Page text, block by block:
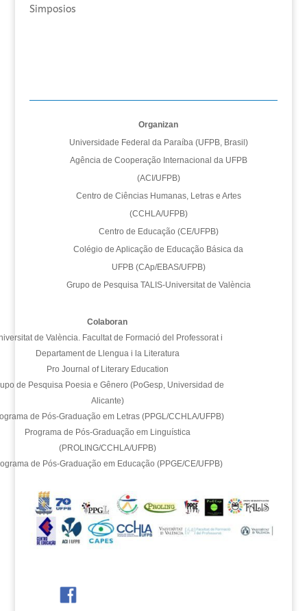
Simposios
Organizan
Universidade Federal da Paraíba (UFPB, Brasil)
Agência de Cooperação Internacional da UFPB
(ACI/UFPB)
Centro de Ciências Humanas, Letras e Artes
(CCHLA/UFPB)
Centro de Educação (CE/UFPB)
Colégio de Aplicação de Educação Básica da
UFPB (CAp/EBAS/UFPB)
Grupo de Pesquisa TALIS-Universitat de València
Colaboran
de València. Facultat de Formació del Professorat i
Departament de Llengua i la Literatura
Pro Journal of Literary Education
de Pesquisa Poesia e Gênero (PoGesp, Universidad de
Alicante)
de Pós-Graduação em Letras (PPGL/CCHLA/UFPB)
Programa de Pós-Graduação em Linguística
(PROLING/CCHLA/UFPB)
de Pós-Graduação em Educação (PPGE/CE/UFPB)